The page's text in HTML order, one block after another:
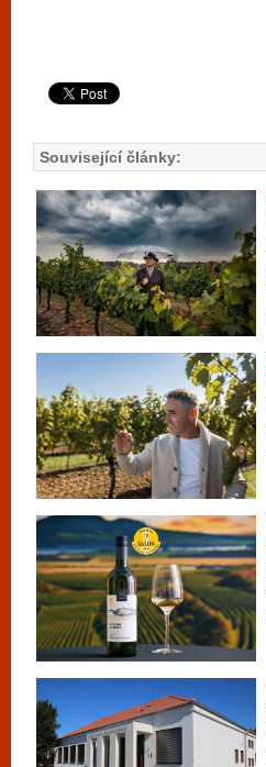
Související články: